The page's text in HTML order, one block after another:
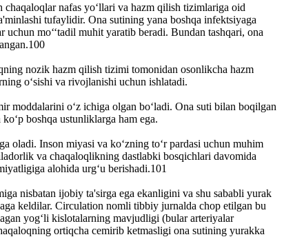
nafas yo‘llari va hazm qilish tizimlariga oid
tufaylidir. Ona sutining yana boshqa infektsiyaga
mo‘‘tadil muhit yaratib beradi. Bundan tashqari, ona
nozik hazm qilish tizimi tomonidan osonlikcha hazm
o‘sishi va rivojlanishi uchun ishlatadi.
moddalarini o‘z ichiga olgan bo‘ladi. Ona suti bilan boqilgan
boshqa ustunliklarga ham ega.
oladi. Inson miyasi va ko‘zning to‘r pardasi uchun muhim
va chaqaloqlikning dastlabki bosqichlari davomida
alohida urg‘u berishadi.101
nisbatan ijobiy ta'sirga ega ekanligini va shu sababli yurak
keldilar. Circulation nomli tibbiy jurnalda chop etilgan bu
yog‘li kislotalarning mavjudligi (bular arteriyalar
ortiqcha cemirib ketmasligi ona sutining yurakka